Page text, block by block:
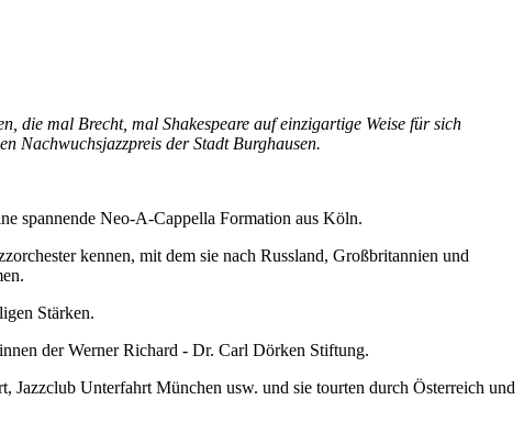
die mal Brecht, mal Shakespeare auf einzigartige Weise für sich
Nachwuchsjazzpreis der Stadt Burghausen.
spannende Neo-A-Cappella Formation aus Köln.
kennen, mit dem sie nach Russland, Großbritannien und
Stärken.
der Werner Richard - Dr. Carl Dörken Stiftung.
Unterfahrt München usw. und sie tourten durch Österreich und